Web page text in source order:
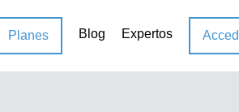
Planes Blog Expertos